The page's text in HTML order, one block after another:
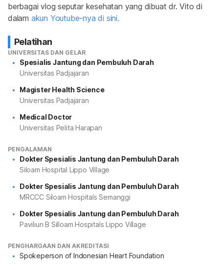
berbagai vlog seputar kesehatan yang dibuat dr. Vito di
dalam akun Youtube-nya di sini.
Pelatihan
UNIVERSITAS DAN GELAR
Spesialis Jantung dan Pembuluh Darah
Universitas Padjajaran
Magister Health Science
Universitas Padjajaran
Medical Doctor
Universitas Pelita Harapan
PENGALAMAN
Dokter Spesialis Jantung dan Pembuluh Darah
Siloam Hospital Lippo Village
Dokter Spesialis Jantung dan Pembuluh Darah
MRCCC Siloam Hospitals Semanggi
Dokter Spesialis Jantung dan Pembuluh Darah
Paviliun B Silloam Hospitals Lippo Village
PENGHARGAAN DAN AKREDITASI
Spokeperson of Indonesian Heart Foundation